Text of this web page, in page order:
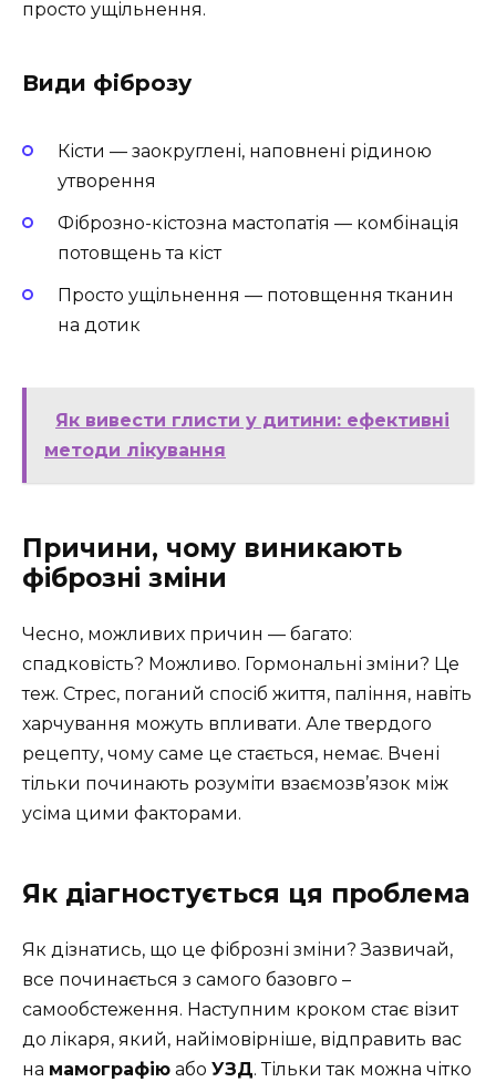
просто ущільнення.
Види фіброзу
Кісти — заокруглені, наповнені рідиною
утворення
Фіброзно-кістозна мастопатія — комбінація
потовщень та кіст
Просто ущільнення — потовщення тканин
на дотик
Як вивести глисти у дитини: ефективні
методи лікування
Причини, чому виникають
фіброзні зміни
Чесно, можливих причин — багато:
спадковість? Можливо. Гормональні зміни? Це
теж. Стрес, поганий спосіб життя, паління, навіть
харчування можуть впливати. Але твердого
рецепту, чому саме це стається, немає. Вчені
тільки починають розуміти взаємозв’язок між
усіма цими факторами.
Як діагностується ця проблема
Як дізнатись, що це фіброзні зміни? Зазвичай,
все починається з самого базовго –
самообстеження. Наступним кроком стає візит
до лікаря, який, найімовірніше, відправить вас
на мамографію або УЗД. Тільки так можна чітко